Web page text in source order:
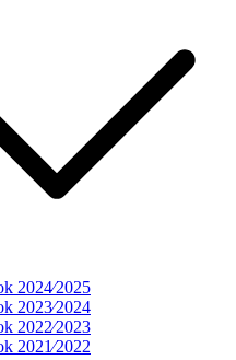
2024⁄2025
2023⁄2024
2022⁄2023
2021⁄2022